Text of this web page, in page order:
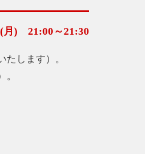
(月) 21:00～21:30
します）。
。